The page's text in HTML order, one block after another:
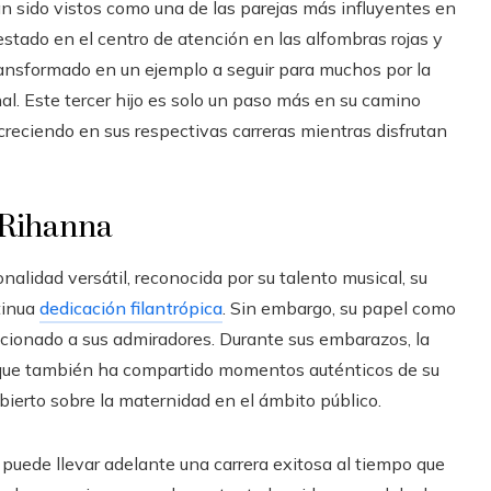
sido vistos como una de las parejas más influyentes en
en el centro de atención en las alfombras rojas y
en un ejemplo a seguir para muchos por la
Este tercer hijo es solo un paso más en su camino
en sus respectivas carreras mientras disfrutan
versátil, reconocida por su talento musical, su
dedicación filantrópica. Sin embargo, su papel como
a sus admiradores. Durante sus embarazos, la
también ha compartido momentos auténticos de su
sobre la maternidad en el ámbito público.
llevar adelante una carrera exitosa al tiempo que